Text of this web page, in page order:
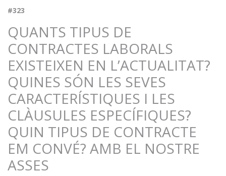
#323
QUANTS TIPUS DE
CONTRACTES LABORALS
EXISTEIXEN EN L’ACTUALITAT?
QUINES SÓN LES SEVES
CARACTERÍSTIQUES I LES
CLÀUSULES ESPECÍFIQUES?
QUIN TIPUS DE CONTRACTE
EM CONVÉ? AMB EL NOSTRE
ASSES